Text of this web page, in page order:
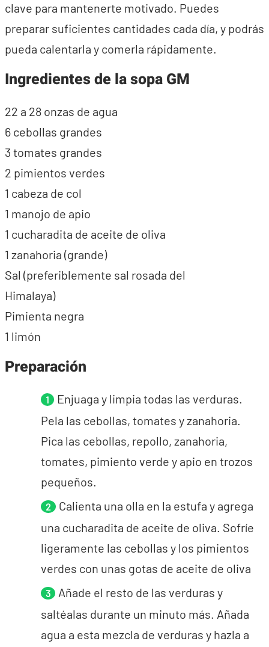
clave para mantenerte motivado. Puedes
preparar suficientes cantidades cada día, y podrás
pueda calentarla y comerla rápidamente.
Ingredientes de la sopa GM
22 a 28 onzas de agua
6 cebollas grandes
3 tomates grandes
2 pimientos verdes
1 cabeza de col
1 manojo de apio
1 cucharadita de aceite de oliva
1 zanahoria (grande)
Sal (preferiblemente sal rosada del
Himalaya)
Pimienta negra
1 limón
Preparación
Enjuaga y limpia todas las verduras.
Pela las cebollas, tomates y zanahoria.
Pica las cebollas, repollo, zanahoria,
tomates, pimiento verde y apio en trozos
pequeños.
Calienta una olla en la estufa y agrega
una cucharadita de aceite de oliva. Sofríe
ligeramente las cebollas y los pimientos
verdes con unas gotas de aceite de oliva
Añade el resto de las verduras y
saltéalas durante un minuto más. Añada
agua a esta mezcla de verduras y hazla a